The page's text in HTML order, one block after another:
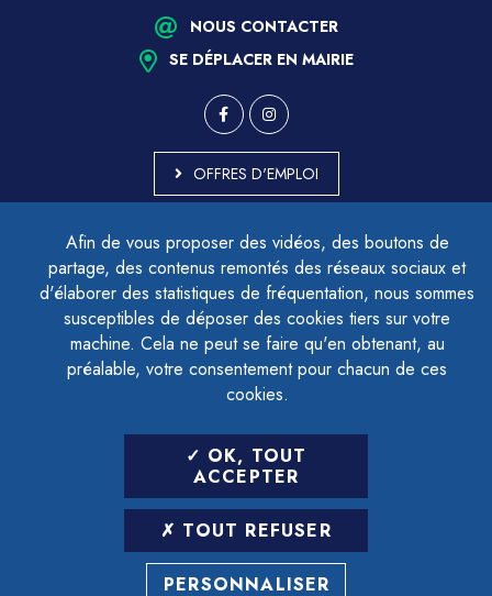
Afin de vous proposer des vidéos, des boutons de
partage, des contenus remontés des réseaux sociaux et
d'élaborer des statistiques de fréquentation, nous sommes
susceptibles de déposer des cookies tiers sur votre
machine. Cela ne peut se faire qu'en obtenant, au
préalable, votre consentement pour chacun de ces
cookies.
OK, TOUT
ACCEPTER
TOUT REFUSER
PERSONNALISER
NOUS CONTACTER
SE DÉPLACER EN MAIRIE
OFFRES D'EMPLOI
ACCESSIBILITÉ - PARTIELLEMENT CONFORME
PLAN DU SITE
MENTIONS LÉGALES
CONTACTER LE DÉLÉGUÉ À LA PROTECTION DES DONNÉES
GESTION DES COOKIES
LETTRE D'INFORMATION
SAISIR VOTRE ADRESSE E-MAIL
POUR VOUS INSCRIRE :
ARCHIVES DÉSINSCRIPTION